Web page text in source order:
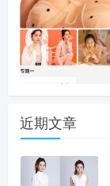
近期文章